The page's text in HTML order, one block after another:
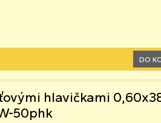
DO
hlavičkami
50phk